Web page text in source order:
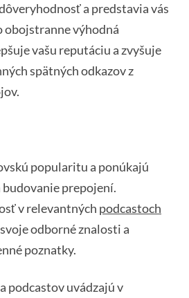
a predstavia vás
obojstranne výhodná
vašu reputáciu a zvyšuje
spätných odkazov z
popularitu a ponúkajú
prepojení.
v relevantných podcastoch
odborné znalosti a
poznatky.
podcastov uvádzajú v